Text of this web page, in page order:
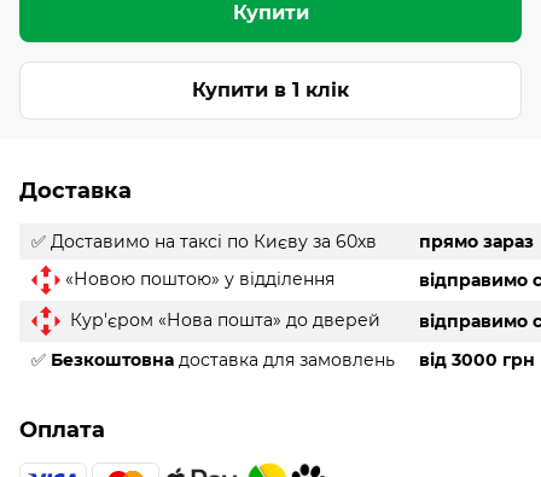
Купити
Купити в 1 клік
Доставка
✅ Доставимо на таксі по Києву за 60хв
прямо зараз
«Новою поштою» у відділення
відправимо
Кур'єром «Нова пошта» до дверей
відправимо
✅ Безкоштовна доставка для замовлень від 3000 грн
Оплата